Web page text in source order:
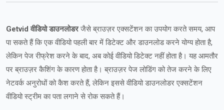
Getvid वीडियो डाउनलोडरजैसे ब्राउज़र एक्सटेंशन का उपयोग करते समय, आप
पा सकते हैं कि एक वीडियो पहली बार में डिटेक्ट और डाउनलोड करने योग्य होता है,
लेकिन पेज रीफ्रेश करने के बाद, अब कोई वीडियो डिटेक्ट नहीं होता है। यह आमतौर
पर ब्राउज़र कैशिंग के कारण होता है। ब्राउज़र पेज लोडिंग को तेज करने के लिए
नेटवर्क अनुरोधों को कैश करते हैं, लेकिन इससे वीडियो डाउनलोडर एक्सटेंशन
वीडियो स्ट्रीम का पता लगाने से रोक सकते हैं।